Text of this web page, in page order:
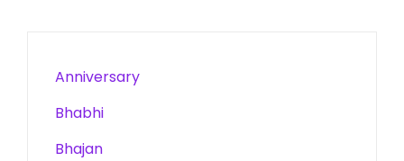
Anniversary
Bhabhi
Bhajan